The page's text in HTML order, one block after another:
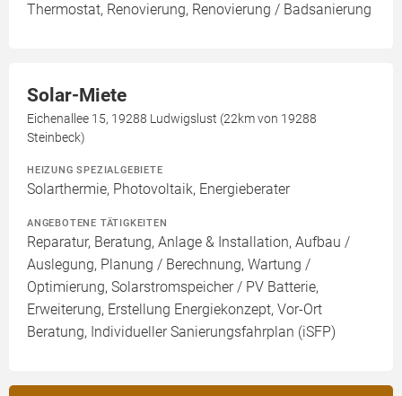
Thermostat, Renovierung, Renovierung / Badsanierung
Solar-Miete
Eichenallee 15, 19288 Ludwigslust (22km von 19288
Steinbeck)
HEIZUNG SPEZIALGEBIETE
Solarthermie, Photovoltaik, Energieberater
ANGEBOTENE TÄTIGKEITEN
Reparatur, Beratung, Anlage & Installation, Aufbau /
Auslegung, Planung / Berechnung, Wartung /
Optimierung, Solarstromspeicher / PV Batterie,
Erweiterung, Erstellung Energiekonzept, Vor-Ort
Beratung, Individueller Sanierungsfahrplan (iSFP)